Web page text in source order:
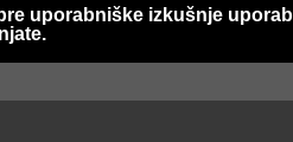
uporabniške izkušnje